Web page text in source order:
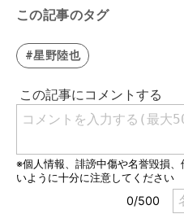
この記事のタグ
#星野陸也